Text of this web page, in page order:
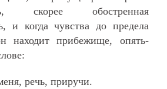
скорее обостренная
и когда чувства до предела
находит прибежище, опять-
речь, приручи.